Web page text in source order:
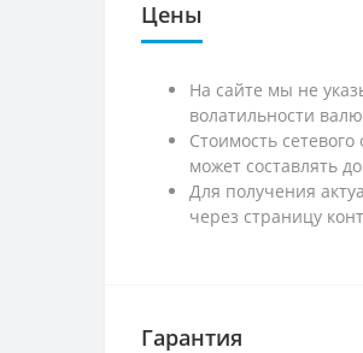
Цены
На сайте мы не
волатильности
Стоимость
может составлять
Для получения
через страницу
Гарантия